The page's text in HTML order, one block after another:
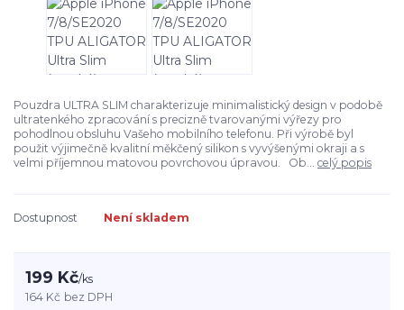
Pouzdra ULTRA SLIM charakterizuje minimalistický design v podobě
ultratenkého zpracování s precizně tvarovanými výřezy pro
pohodlnou obsluhu Vašeho mobilního telefonu. Při výrobě byl
použit výjimečně kvalitní měkčený silikon s vyvýšenými okraji a s
velmi příjemnou matovou povrchovou úpravou. Ob... celý popis
Dostupnost Není skladem
199 Kč/ks
164 Kč bez DPH